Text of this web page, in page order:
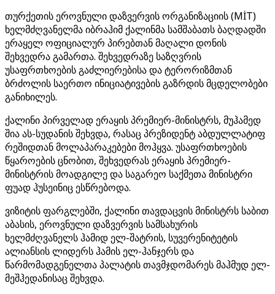
თურქეთის ეროვნული დაზვერვის ორგანიზაციის (MİT)
ხელმძღვანელმა იბრაჰიმ ქალინმა სამშაბათს ბაღდადში
ერაყელ ოფიციალურ პირებთან მაღალი დონის
შეხვედრა გამართა. შეხვედრაზე საზღვრის
უსაფრთხოების გაძლიერებისა და ტერორიზმთან
ბრძოლის საერთო ინიციატივების გაზრდის მცდელობები
განიხილეს.
ქალინი პირველად ერაყის პრემიერ-მინისტრს, მუჰამედ
შია ას-სუდანის შეხვდა, რასაც პრეზიდენტ აბდულლატიფ
რეშიდთან მოლაპარაკებები მოჰყვა. უსაფრთხოების
წყაროების ცნობით, შეხვედრას ერაყის პრემიერ-
მინისტრის მოადგილე და საგარეო საქმეთა მინისტრი
ფუად ჰუსეინიც ესწრებოდა.
ვიზიტის ფარგლებში, ქალინი თავდაცვის მინისტრს საბით
აბასის, ეროვნული დაზვერვის სამსახურის
ხელმძღვანელს ჰამიდ ელ-შატრის, სუვერენიტეტის
ალიანსის ლიდერს ჰამის ელ-ჰანჯერს და
წარმომადგენელთა პალატის თავმჯდომარეს მაჰმუდ ელ-
მეშჰედანისაც შეხვდა.